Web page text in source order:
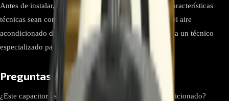
Antes de instalar, asegúrese de que la capacitancia y características
técnicas sean compatibles con su equipo. Desconecte el aire
acondicionado de la corriente y, si es posible, contrate a un técnico
especializado para garantizar una instalación segura.
Preguntas frecuentes
¿Este capacitor es compatible con cualquier aire acondicionado?